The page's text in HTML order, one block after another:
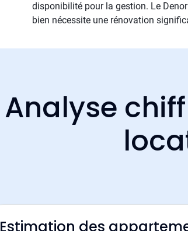
disponibilité pour la gestion. Le
bien nécessite une rénovation
Analyse
Estimation des